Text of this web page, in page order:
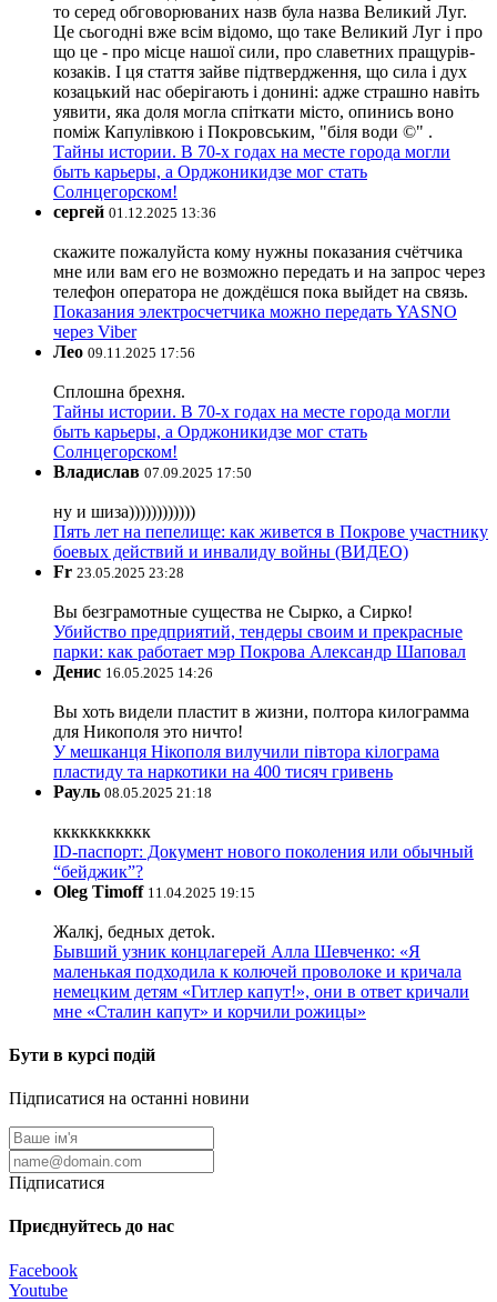
то серед обговорюваних назв була назва Великий Луг.
Це сьогодні вже всім відомо, що таке Великий Луг і про
що це - про місце нашої сили, про славетних пращурів-
козаків. І ця стаття зайве підтвердження, що сила і дух
козацький нас оберігають і донині: адже страшно навіть
уявити, яка доля могла спіткати місто, опинись воно
поміж Капулівкою і Покровським, "біля води ©" .
Тайны истории. В 70-х годах на месте города могли
быть карьеры, а Орджоникидзе мог стать
Солнцегорском!
сергей 01.12.2025 13:36
скажите пожалуйста кому нужны показания счётчика
мне или вам его не возможно передать и на запрос через
телефон оператора не дождёшся пока выйдет на связь.
Показания электросчетчика можно передать YASNO
через Viber
Лео 09.11.2025 17:56
Сплошна брехня.
Тайны истории. В 70-х годах на месте города могли
быть карьеры, а Орджоникидзе мог стать
Солнцегорском!
Владислав 07.09.2025 17:50
ну и шиза))))))))))))
Пять лет на пепелище: как живется в Покрове участнику
боевых действий и инвалиду войны (ВИДЕО)
Fr 23.05.2025 23:28
Вы безграмотные существа не Сырко, а Сирко!
Убийство предприятий, тендеры своим и прекрасные
парки: как работает мэр Покрова Александр Шаповал
Денис 16.05.2025 14:26
Вы хоть видели пластит в жизни, полтора килограмма
для Никополя это ничто!
У мешканця Нікополя вилучили півтора кілограма
пластиду та наркотики на 400 тисяч гривень
Рауль 08.05.2025 21:18
ккккккккккк
ID-паспорт: Документ нового поколения или обычный
“бейджик”?
Oleg Timoff 11.04.2025 19:15
Жалкj, бедных детok.
Бывший узник концлагерей Алла Шевченко: «Я
маленькая подходила к колючей проволоке и кричала
немецким детям «Гитлер капут!», они в ответ кричали
мне «Сталин капут» и корчили рожицы»
Бути в курсі подій
Підписатися на останні новини
Підписатися
Приєднуйтесь до нас
Facebook
Youtube